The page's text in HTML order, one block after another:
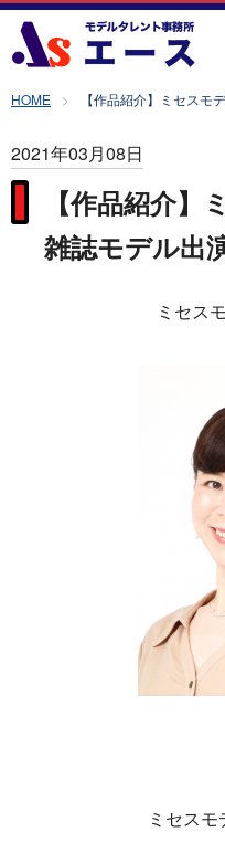
HOME 【作品紹介】ミセスモ
2021年03月08日
【作品紹介
雑誌モデル出
ミセス
ミセス